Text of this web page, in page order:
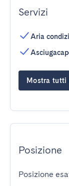
Servizi
Aria
Mostra tutti
Posizione
Posizione